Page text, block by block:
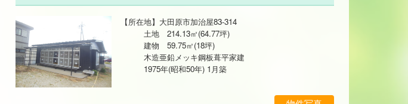
【所在地】大田原市加治屋83-314
土地 214.13㎡(64.77坪)
建物 59.75㎡(18坪)
木造亜鉛メッキ鋼板葺平家建
1975年(昭和50年) 1月築